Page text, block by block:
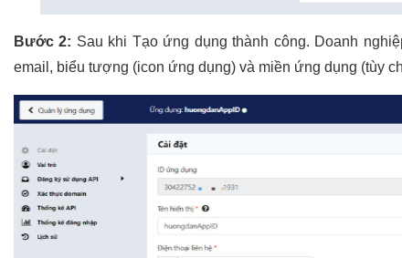
Bước 2: Sau khi Tạo ứng dụng thành công. Doanh
email, biểu tượng (icon ứng dụng) và miền ứng dụng (tùy